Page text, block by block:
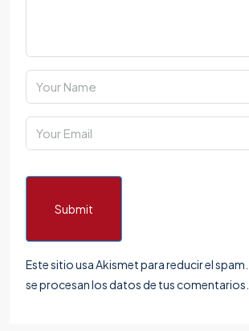
Submit
Este sitio usa Akismet para reducir el spam.
se procesan los datos de tus comentarios.